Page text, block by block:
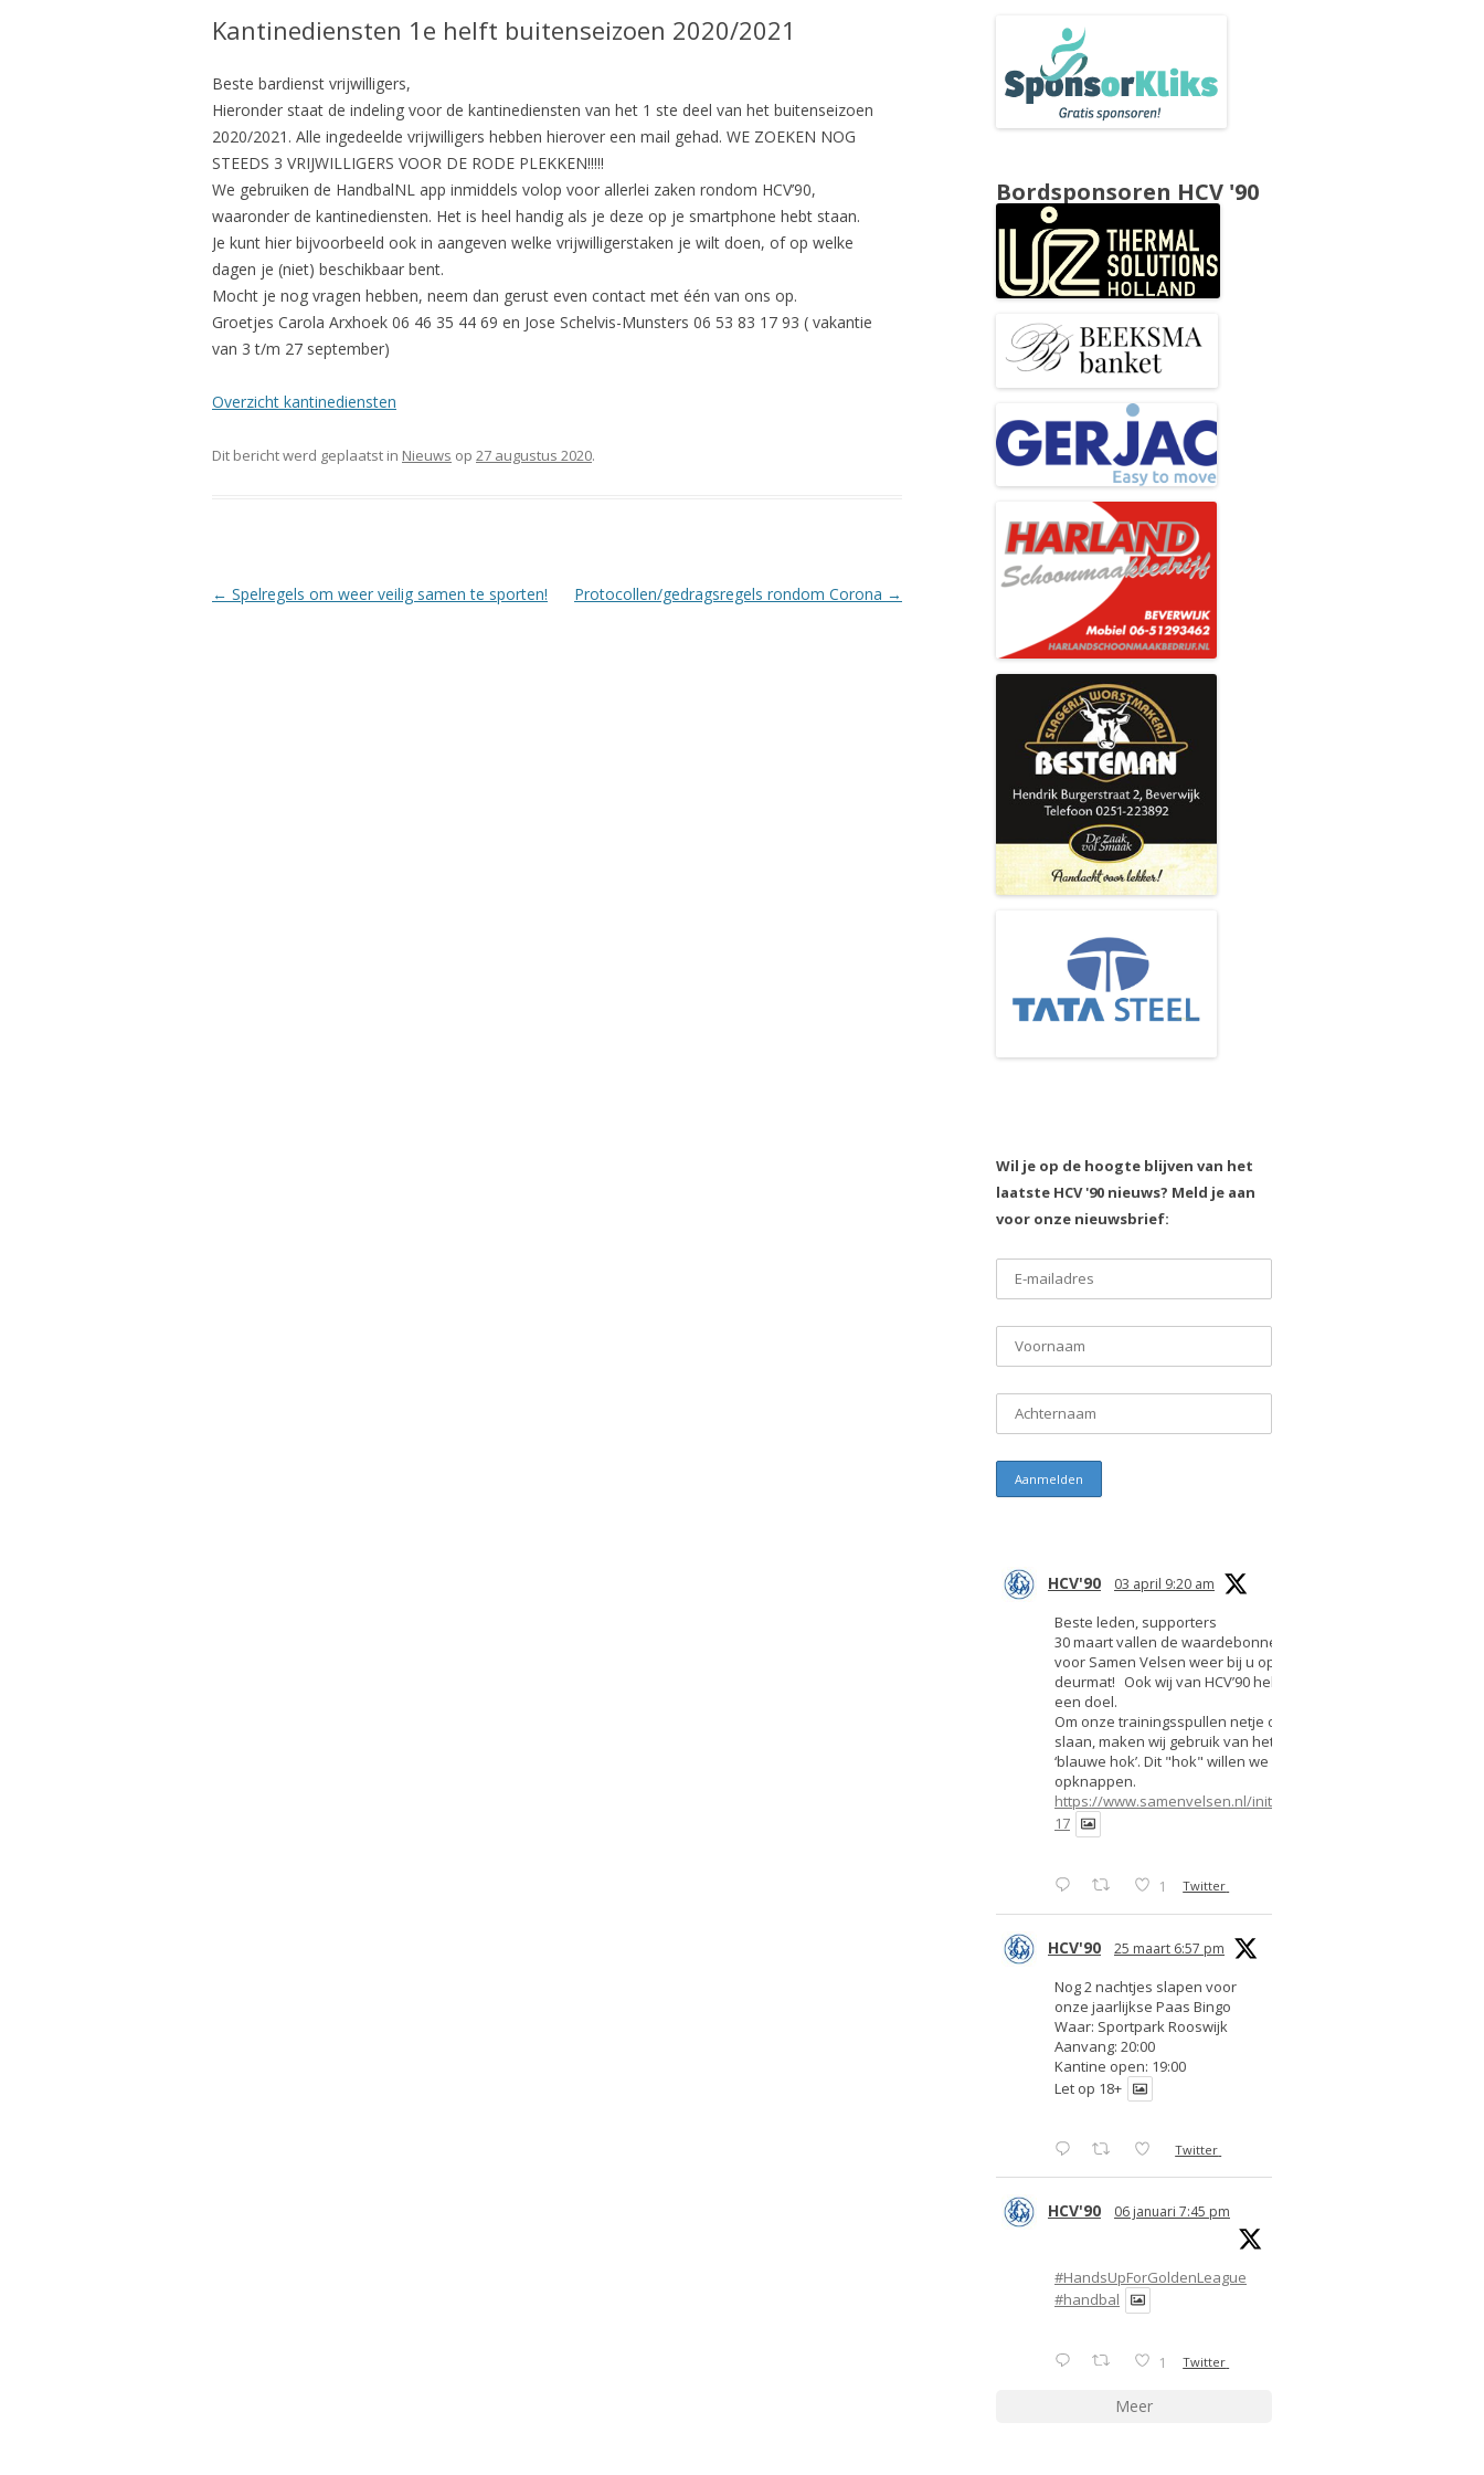
Kantinediensten 1e helft buitenseizoen 2020/2021
Beste bardienst vrijwilligers,
Hieronder staat de indeling voor de kantinediensten van het 1 ste deel van het buitenseizoen
2020/2021. Alle ingedeelde vrijwilligers hebben hierover een mail gehad. WE ZOEKEN NOG
STEEDS 3 VRIJWILLIGERS VOOR DE RODE PLEKKEN!!!!!
We gebruiken de HandbalNL app inmiddels volop voor allerlei zaken rondom HCV’90,
waaronder de kantinediensten. Het is heel handig als je deze op je smartphone hebt staan.
Je kunt hier bijvoorbeeld ook in aangeven welke vrijwilligerstaken je wilt doen, of op welke
dagen je (niet) beschikbaar bent.
Mocht je nog vragen hebben, neem dan gerust even contact met één van ons op.
Groetjes Carola Arxhoek 06 46 35 44 69 en Jose Schelvis-Munsters 06 53 83 17 93 ( vakantie
van 3 t/m 27 september)
Overzicht kantinediensten
Dit bericht werd geplaatst in Nieuws op 27 augustus 2020.
Berichtnavigatie
← Spelregels om weer veilig samen te sporten! Protocollen/gedragsregels rondom Corona →
Bordsponsoren HCV '90
Wil je op de hoogte blijven van het
laatste HCV '90 nieuws? Meld je aan
voor onze nieuwsbrief:
HCV'90 03 april 9:20 am
Beste leden, supporters
30 maart vallen de waardebonnen
voor Samen Velsen weer bij u op de
deurmat! Ook wij van HCV’90 hebben
een doel.
Om onze trainingsspullen netje op te
slaan, maken wij gebruik van het
‘blauwe hok’. Dit "hok" willen we
opknappen.
https://www.samenvelsen.nl/initiatief/2
17
1 Twitter
HCV'90 25 maart 6:57 pm
Nog 2 nachtjes slapen voor
onze jaarlijkse Paas Bingo
Waar: Sportpark Rooswijk
Aanvang: 20:00
Kantine open: 19:00
Let op 18+
Twitter
HCV'90 06 januari 7:45 pm
#HandsUpForGoldenLeague
#handbal
1 Twitter
Meer